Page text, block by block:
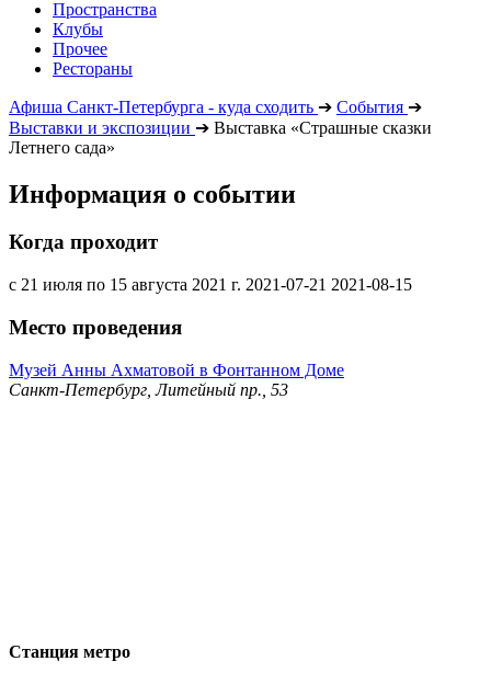
Пространства
Клубы
Прочее
Рестораны
Афиша Санкт-Петербурга - куда сходить ➔ События ➔
Выставки и экспозиции ➔ Выставка «Страшные сказки
Летнего сада»
Информация о событии
Когда проходит
с 21 июля по 15 августа 2021 г. 2021-07-21 2021-08-15
Место проведения
Музей Анны Ахматовой в Фонтанном Доме
Санкт-Петербург, Литейный пр., 53
Станция метро